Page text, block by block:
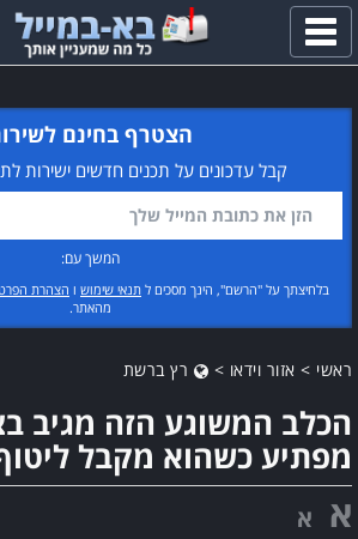
פתח
תפריט
הצטרף בחינם
קבל עדכונים על תכנים חדשים ישירות
המשך עם:
בלחיצתך על "הרשם", הינך מסכים ל תנאי שימוש ו הצהרת
מהאתר.
ראשי > אזור וידאו > רץ ברשת
הכלב המשוגע הזה מגיב
מפתיע כשהוא מקבל
א א